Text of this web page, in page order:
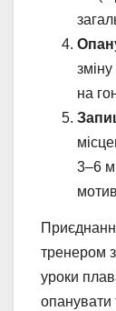
на
3–6
тренером
уроки
опанувати